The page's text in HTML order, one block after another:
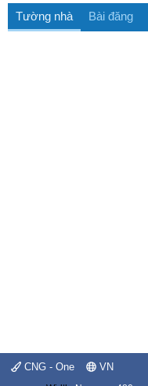
Tường nhà Bài đăng
CNG - One VN